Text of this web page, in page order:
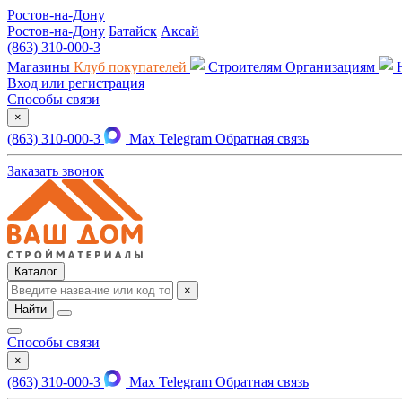
Ростов-на-Дону
Ростов-на-Дону Батайск Аксай
(863) 310-000-3
Магазины Клуб покупателей Строителям Организациям
Вход или регистрация
Способы связи
×
(863) 310-000-3 Max Telegram Обратная связь
Заказать звонок
Каталог
×
Найти
Способы связи
×
(863) 310-000-3 Max Telegram Обратная связь